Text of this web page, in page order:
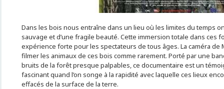
Dans les bois nous entraîne dans un lieu où les limites du temps
sauvage et d’une fragile beauté. Cette immersion totale dans ces
expérience forte pour les spectateurs de tous âges. La caméra de
filmer les animaux de ces bois comme rarement. Porté par une
bruits de la forêt presque palpables, ce documentaire est un
fascinant quand l’on songe à la rapidité avec laquelle ces lieux
effacés de la surface de la terre.